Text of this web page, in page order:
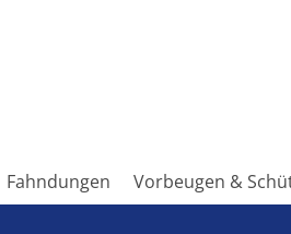
Fahndungen Vorbeugen &